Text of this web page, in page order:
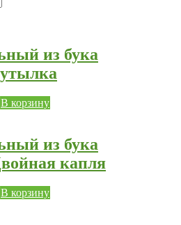
из бука
В корзину
из бука
капля
В корзину